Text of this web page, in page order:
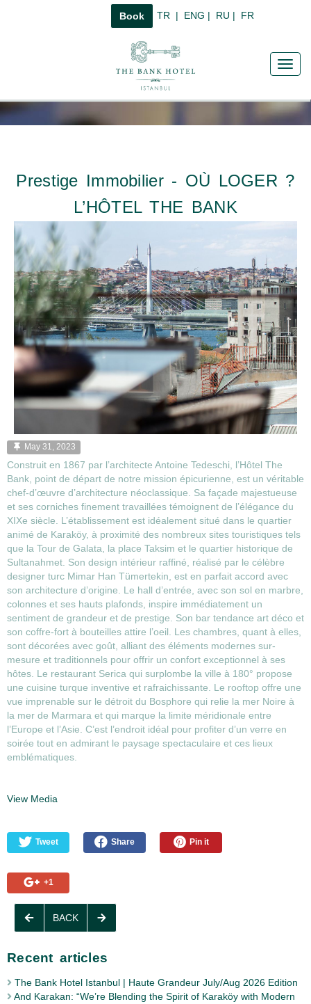
Book TR | ENG | RU | FR
Prestige Immobilier - OÙ LOGER ?
L’HÔTEL THE BANK
May 31, 2023
Construit en 1867 par l’architecte Antoine Tedeschi, l’Hôtel The
Bank, point de départ de notre mission épicurienne, est un véritable
chef-d’œuvre d’architecture néoclassique. Sa façade majestueuse
et ses corniches finement travaillées témoignent de l’élégance du
XIXe siècle. L’établissement est idéalement situé dans le quartier
animé de Karaköy, à proximité des nombreux sites touristiques tels
que la Tour de Galata, la place Taksim et le quartier historique de
Sultanahmet. Son design intérieur raffiné, réalisé par le célèbre
designer turc Mimar Han Tümertekin, est en parfait accord avec
son architecture d’origine. Le hall d’entrée, avec son sol en marbre,
colonnes et ses hauts plafonds, inspire immédiatement un
sentiment de grandeur et de prestige. Son bar tendance art déco et
son coffre-fort à bouteilles attire l’oeil. Les chambres, quant à elles,
sont décorées avec goût, alliant des éléments modernes sur-
mesure et traditionnels pour offrir un confort exceptionnel à ses
hôtes. Le restaurant Serica qui surplombe la ville à 180° propose
une cuisine turque inventive et rafraichissante. Le rooftop offre une
vue imprenable sur le détroit du Bosphore qui relie la mer Noire à
la mer de Marmara et qui marque la limite méridionale entre
l’Europe et l’Asie. C’est l’endroit idéal pour profiter d’un verre en
soirée tout en admirant le paysage spectaculaire et ces lieux
emblématiques.
View Media
Tweet Share Pin it
+1
BACK
Recent articles
The Bank Hotel Istanbul | Haute Grandeur July/Aug 2026 Edition
And Karakan: “We’re Blending the Spirit of Karaköy with Modern